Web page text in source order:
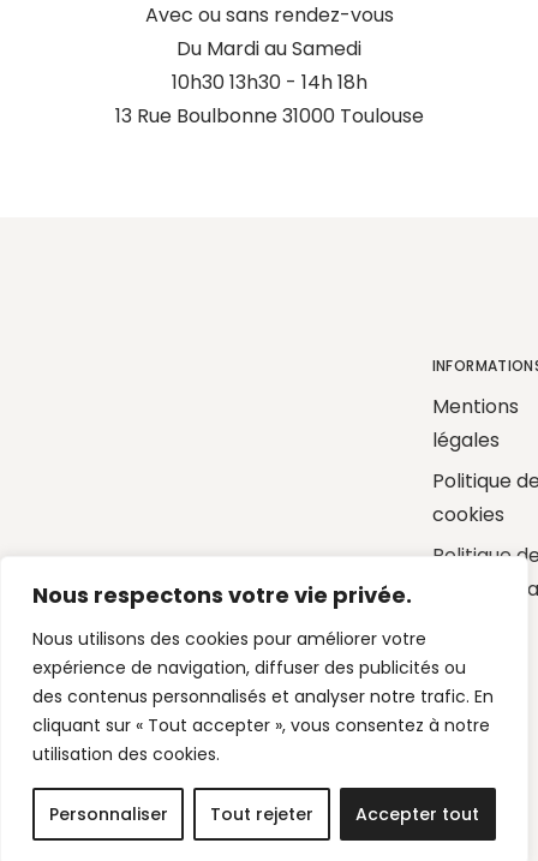
Nous respectons votre vie privée.
Nous utilisons des cookies pour améliorer votre
expérience de navigation, diffuser des publicités ou
des contenus personnalisés et analyser notre trafic. En
cliquant sur « Tout accepter », vous consentez à notre
utilisation des cookies.
Personnaliser Tout rejeter Accepter tout
Avec ou sans rendez-vous
Du Mardi au Samedi
10h30 13h30 - 14h 18h
13 Rue Boulbonne 31000 Toulouse
Mentions
légales
Politique
cookies
Politique
nicolas.tourrel@wanadoo.fr